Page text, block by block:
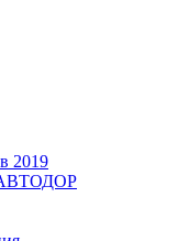
2019
АВТОДОР